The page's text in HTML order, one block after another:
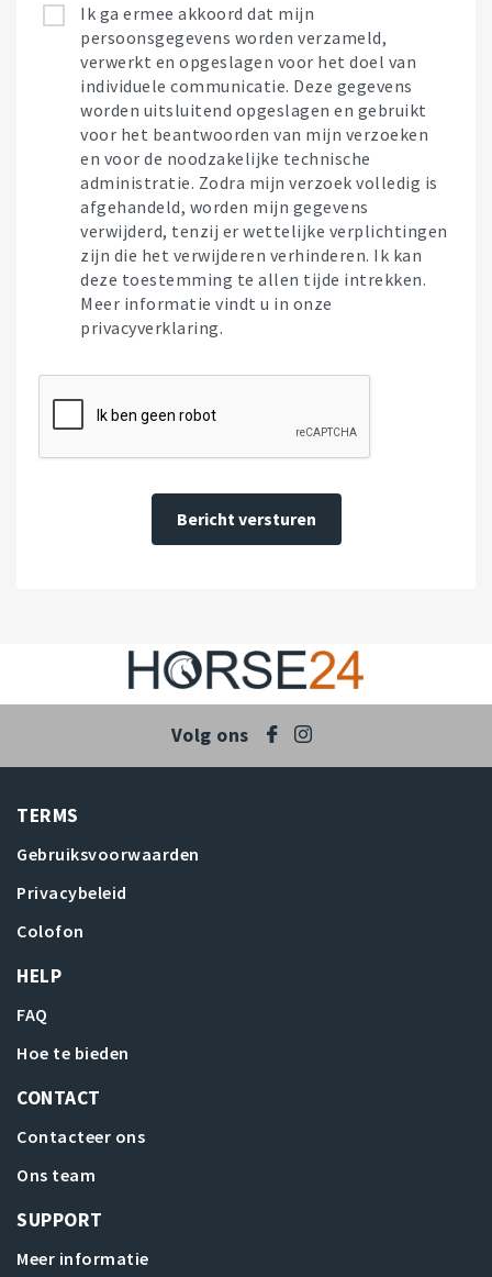
Ik ga ermee akkoord dat mijn
persoonsgegevens worden verzameld,
verwerkt en opgeslagen voor het doel van
individuele communicatie. Deze gegevens
worden uitsluitend opgeslagen en gebruikt
voor het beantwoorden van mijn verzoeken
en voor de noodzakelijke technische
administratie. Zodra mijn verzoek volledig is
afgehandeld, worden mijn gegevens
verwijderd, tenzij er wettelijke verplichtingen
zijn die het verwijderen verhinderen. Ik kan
deze toestemming te allen tijde intrekken.
Meer informatie vindt u in onze
privacyverklaring.
Bericht versturen
Volg ons
TERMS
Gebruiksvoorwaarden
Privacybeleid
Colofon
HELP
FAQ
Hoe te bieden
CONTACT
Contacteer ons
Ons team
SUPPORT
Meer informatie